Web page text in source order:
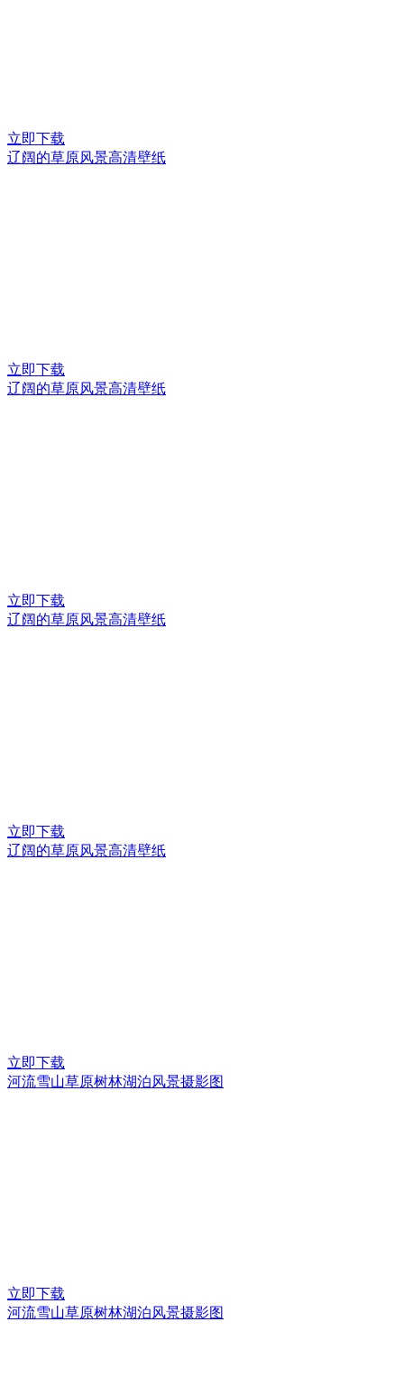
立即下载
辽阔的草原风景高清壁纸
立即下载
辽阔的草原风景高清壁纸
立即下载
辽阔的草原风景高清壁纸
立即下载
辽阔的草原风景高清壁纸
立即下载
河流雪山草原树林湖泊风景摄影图
立即下载
河流雪山草原树林湖泊风景摄影图